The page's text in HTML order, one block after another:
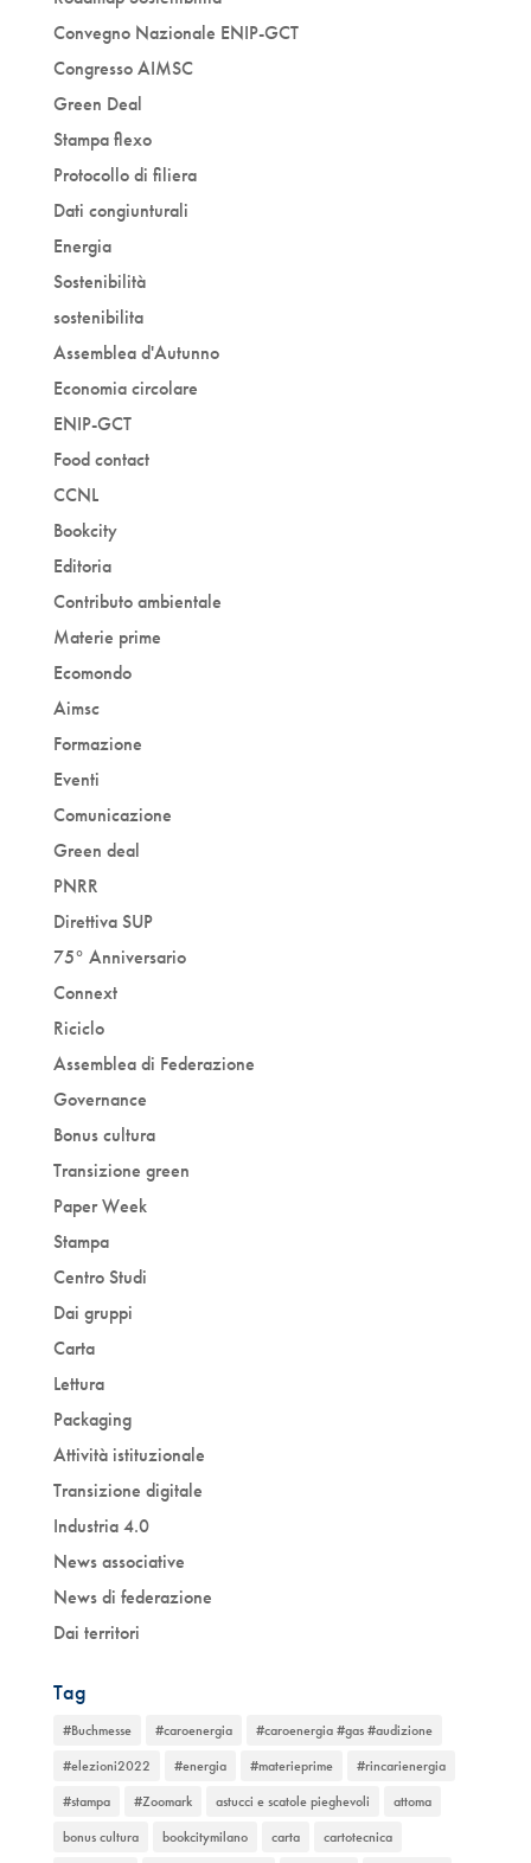
Convegno Nazionale ENIP-GCT
Congresso AIMSC
Green Deal
Stampa flexo
Protocollo di filiera
Dati congiunturali
Energia
Sostenibilità
sostenibilita
Assemblea d'Autunno
Economia circolare
ENIP-GCT
Food contact
CCNL
Bookcity
Editoria
Contributo ambientale
Materie prime
Ecomondo
Aimsc
Formazione
Eventi
Comunicazione
Green deal
PNRR
Direttiva SUP
75° Anniversario
Connext
Riciclo
Assemblea di Federazione
Governance
Bonus cultura
Transizione green
Paper Week
Stampa
Centro Studi
Dai gruppi
Carta
Lettura
Packaging
Attività istituzionale
Transizione digitale
Industria 4.0
News associative
News di federazione
Dai territori
Tag
#Buchmesse #caroenergia
#caroenergia #gas #audizione
#elezioni2022
#energia #materieprime
#rincarienergia
#stampa
#Zoomark astucci e scatole pieghevoli
attoma
bonus cultura
bookcitymilano carta
cartotecnica